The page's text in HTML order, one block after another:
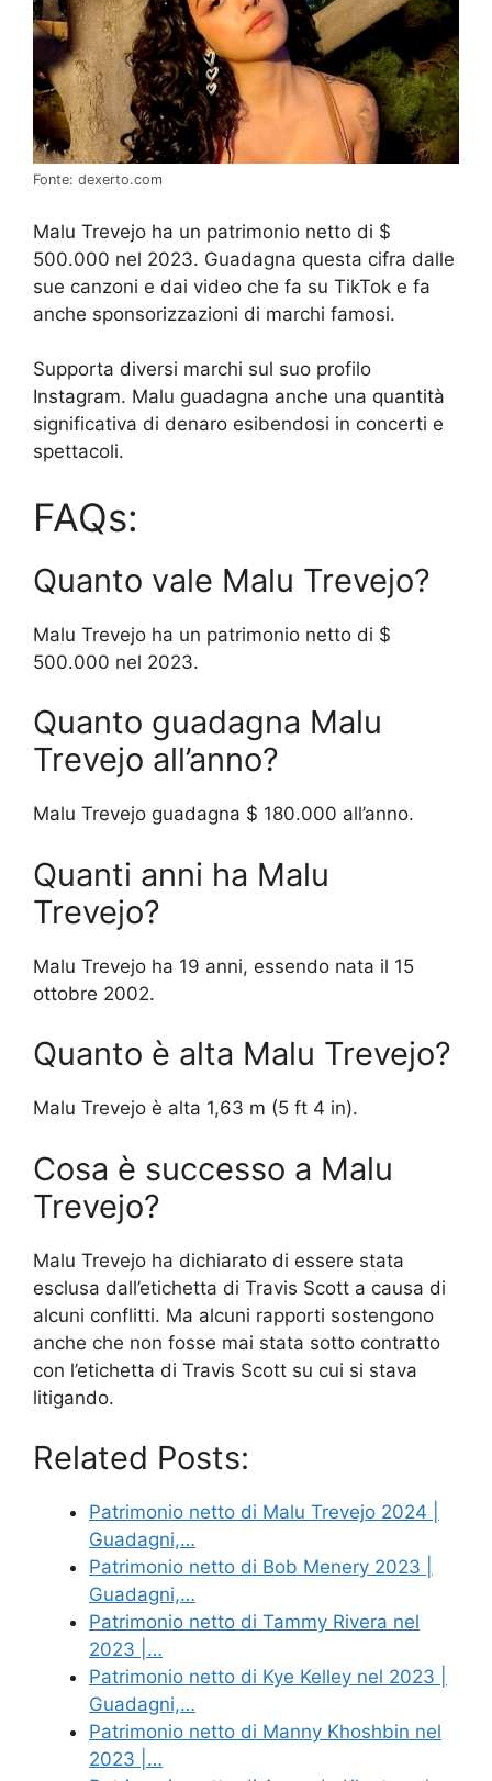
Fonte: dexerto.com
Malu Trevejo ha un patrimonio netto di $
500.000 nel 2023. Guadagna questa cifra dalle
sue canzoni e dai video che fa su TikTok e fa
anche sponsorizzazioni di marchi famosi.
Supporta diversi marchi sul suo profilo
Instagram. Malu guadagna anche una quantità
significativa di denaro esibendosi in concerti e
spettacoli.
FAQs:
Quanto vale Malu Trevejo?
Malu Trevejo ha un patrimonio netto di $
500.000 nel 2023.
Quanto guadagna Malu
Trevejo all’anno?
Malu Trevejo guadagna $ 180.000 all’anno.
Quanti anni ha Malu
Trevejo?
Malu Trevejo ha 19 anni, essendo nata il 15
ottobre 2002.
Quanto è alta Malu Trevejo?
Malu Trevejo è alta 1,63 m (5 ft 4 in).
Cosa è successo a Malu
Trevejo?
Malu Trevejo ha dichiarato di essere stata
esclusa dall’etichetta di Travis Scott a causa di
alcuni conflitti. Ma alcuni rapporti sostengono
anche che non fosse mai stata sotto contratto
con l’etichetta di Travis Scott su cui si stava
litigando.
Related Posts:
Patrimonio netto di Malu Trevejo 2024 |
Guadagni,…
Patrimonio netto di Bob Menery 2023 |
Guadagni,…
Patrimonio netto di Tammy Rivera nel
2023 |…
Patrimonio netto di Kye Kelley nel 2023 |
Guadagni,…
Patrimonio netto di Manny Khoshbin nel
2023 |…